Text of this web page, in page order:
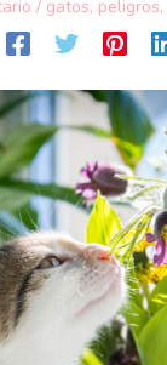
/ gatos, peligros,